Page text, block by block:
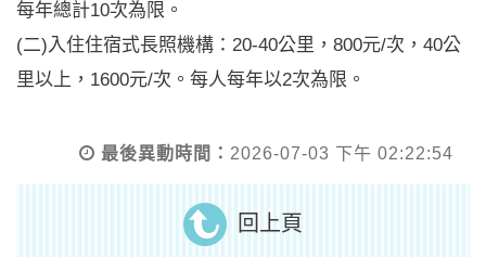
每年總計10次為限。
(二)入住住宿式長照機構：20-40公里，800元/次，40公
里以上，1600元/次。每人每年以2次為限。
最後異動時間： 2026-07-03 下午 02:22:54
回上頁